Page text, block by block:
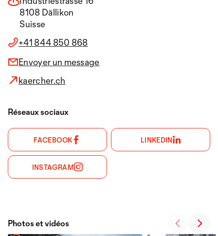
8108 Dällikon
Suisse
+41 844 850 868
Envoyer un message
kaercher.ch
Réseaux sociaux
FACEBOOK LINKEDIN
INSTAGRAM
Photos et vidéos